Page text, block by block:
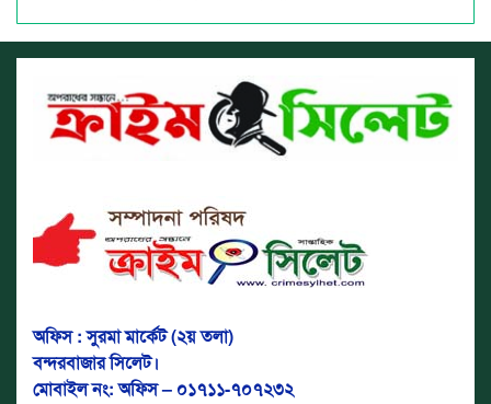
অফিস : সুরমা মার্কেট (২য় তলা)
বন্দরবাজার সিলেট।
মোবাইল নং: অফিস – ০১৭১১-৭০৭২৩২